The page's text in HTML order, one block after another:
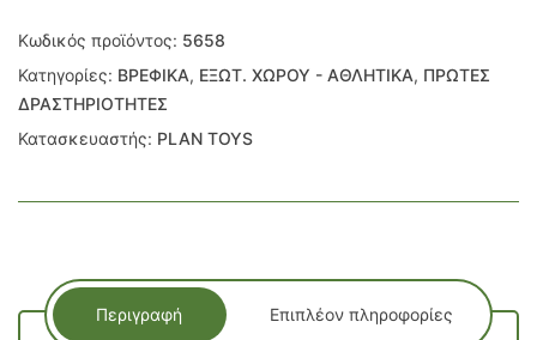
ποσότητα
Κωδικός προϊόντος: 5658
Κατηγορίες: ΒΡΕΦΙΚΑ, ΕΞΩΤ. ΧΩΡΟΥ - ΑΘΛΗΤΙΚΑ, ΠΡΩΤΕΣ
ΔΡΑΣΤΗΡΙΟΤΗΤΕΣ
Κατασκευαστής: PLAN TOYS
Περιγραφή Επιπλέον πληροφορίες